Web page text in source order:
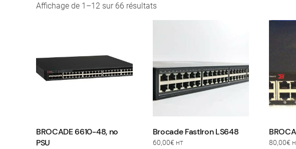
Affichage de 1–12 sur 66 résultats
BROCADE 6610-48, no
PSU
Brocade FastIron LS648
60,00€ HT 80,00€